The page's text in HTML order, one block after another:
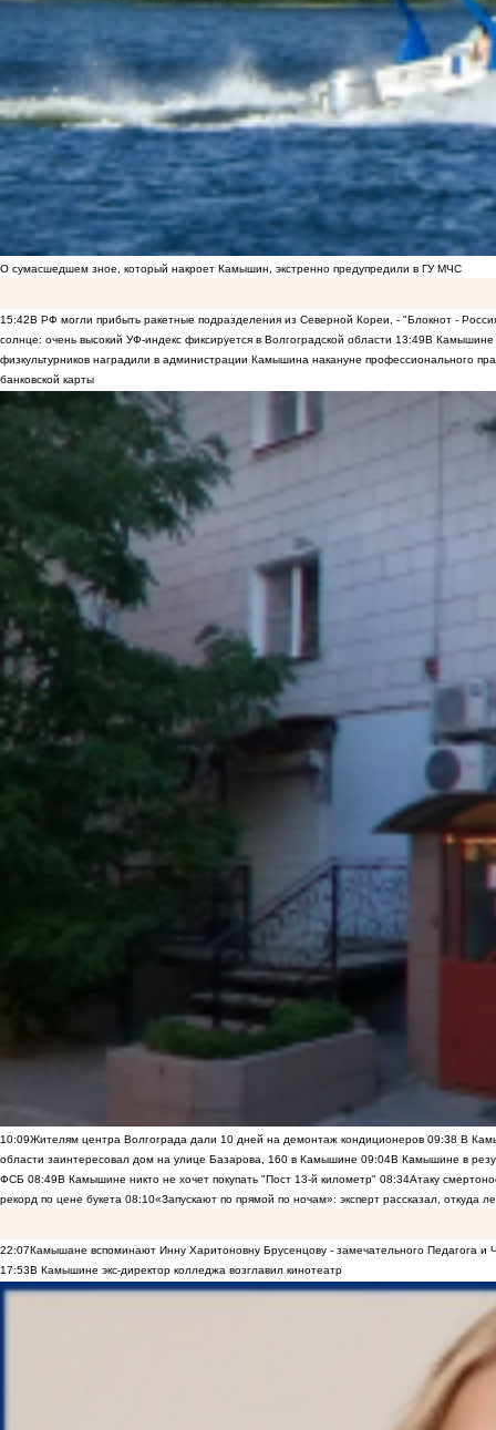
О сумасшедшем зное, который накроет Камышин, экстренно предупредили в ГУ МЧС
15:42В РФ могли прибыть ракетные подразделения из Северной Кореи, - "Блокнот -
солнце: очень высокий УФ-индекс фиксируется в Волгоградской области 13:49В Камышине
физкультурников наградили в администрации Камышина накануне профессионального
банковской карты
10:09Жителям центра Волгограда дали 10 дней на демонтаж кондиционеров 09:38 В
области заинтересовал дом на улице Базарова, 160 в Камышине 09:04В Камышине в
ФСБ 08:49В Камышине никто не хочет покупать "Пост 13-й километр" 08:34Атаку
рекорд по цене букета 08:10«Запускают по прямой по ночам»: эксперт рассказал, откуда
22:07Камышане вспоминают Инну Харитоновну Брусенцову - замечательного Педагога и
17:53В Камышине экс-директор колледжа возглавил кинотеатр